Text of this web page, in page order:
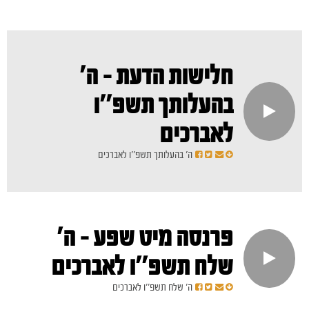
חלישות הדעת - ה'
בהעלותך תשפ''ו
לאברכים
ה' בהעלותך תשפ''ו לאברכים
פרנסה מיט שפע - ה'
שלח תשפ''ו לאברכים
ה' שלח תשפ''ו לאברכים